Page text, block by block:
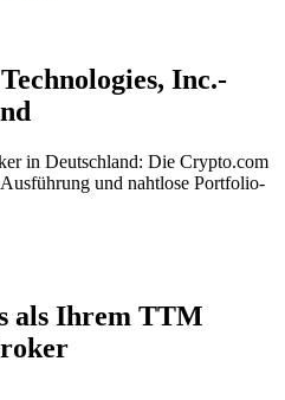
Inc.-
in Deutschland: Die Crypto.com
und nahtlose Portfolio-
als Ihrem TTM